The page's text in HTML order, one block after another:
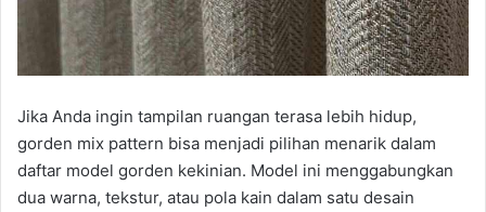
Jika Anda ingin tampilan ruangan terasa lebih hidup,
gorden mix pattern bisa menjadi pilihan menarik dalam
daftar model gorden kekinian. Model ini menggabungkan
dua warna, tekstur, atau pola kain dalam satu desain